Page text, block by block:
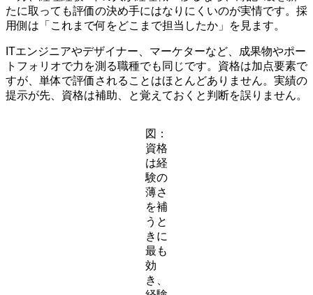
たに取っても評価の決め手にはなりにくいのが実情です。採
用側は「これまで何をどこまで担当したか」を見ます。
ITエンジニアやデザイナー、マーケターなど、成果物やポー
トフォリオで力を測る職種でも同じです。資格は加点要素で
すが、単体で評価されることはほとんどありません。実績の
提示が先、資格は補助、と覚えておくと判断を誤りません。
図：
資格
は経
験の
薄さ
を補
うと
きに
最も
効
き、